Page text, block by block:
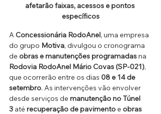
afetarão faixas, acessos e pontos
específicos
A Concessionária RodoAnel, uma empresa
do grupo Motiva, divulgou o cronograma
de obras e manutenções programadas na
Rodovia RodoAnel Mário Covas (SP-021),
que ocorrerão entre os dias 08 e 14 de
setembro. As intervenções vão envolver
desde serviços de manutenção no Túnel
3 até recuperação de pavimento e obras